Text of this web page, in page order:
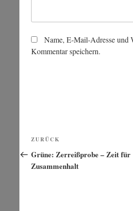
Name, E-Mail-Adresse und
Kommentar speichern.
Beitragsnavigation
Vorheriger
Beitrag
ZURÜCK
Grüne: Zerreißprobe – Zeit für
Zusammenhalt